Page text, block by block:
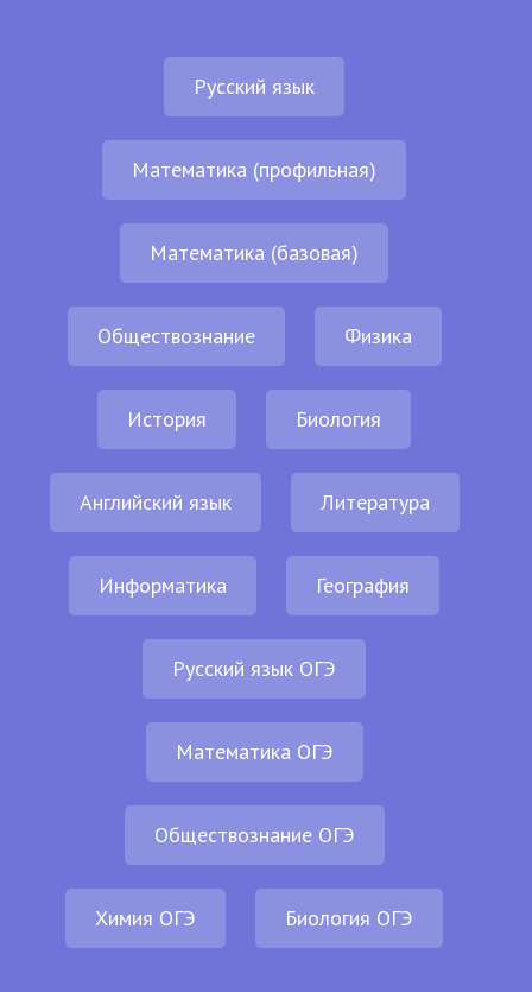
Русский язык
Математика (профильная)
Математика (базовая)
Обществознание Физика
История Биология
Английский язык Литература
Информатика География
Русский язык ОГЭ
Математика ОГЭ
Обществознание ОГЭ
Химия ОГЭ Биология ОГЭ